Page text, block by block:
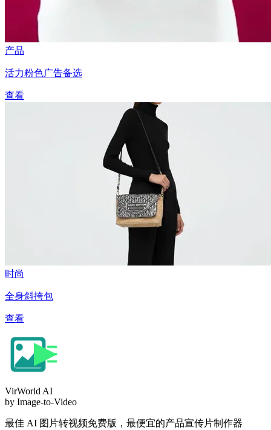
产品
活力粉色广告备选
查看
时尚
全身斜挎包
查看
VirWorldAI
by Image-to-Video
最佳 AI 图片转视频免费版，最便宜的产品宣传片制作器